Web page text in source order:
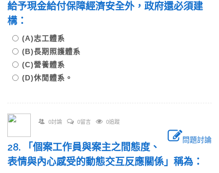
給予現金給付保障經濟安全外，政府還必須建
構：
(A)志工體系
(B)長期照護體系
(C)營養體系
(D)休閒體系。
0討論 0留言 0追蹤
問題討論
28. 「個案工作員與案主之間態度、
表情與內心感受的動態交互反應關係」稱為：